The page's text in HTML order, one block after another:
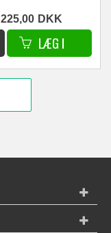
225,00 DKK